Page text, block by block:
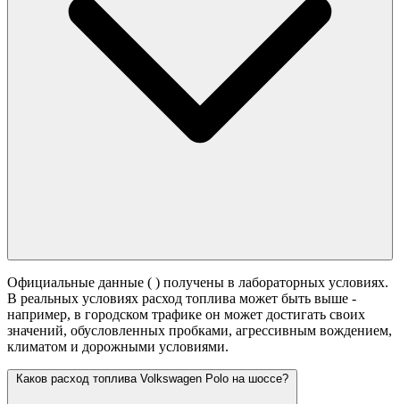
Официальные данные ( ) получены в лабораторных условиях.
В реальных условиях расход топлива может быть выше -
например, в городском трафике он может достигать своих
значений, обусловленных пробками, агрессивным вождением,
климатом и дорожными условиями.
Каков расход топлива Volkswagen Polo на шоссе?